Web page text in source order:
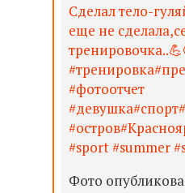
Сделал тело-
еще не
#фотоотчет
#sport #summer
Фото